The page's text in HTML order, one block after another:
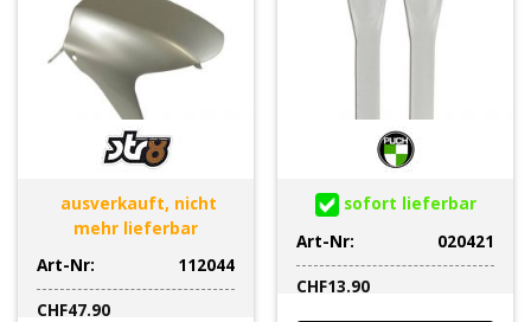
ausverkauft, nicht
mehr lieferbar
Art-Nr:
112044
CHF47.90
sofort lieferbar
Art-Nr:
020421
CHF13.90